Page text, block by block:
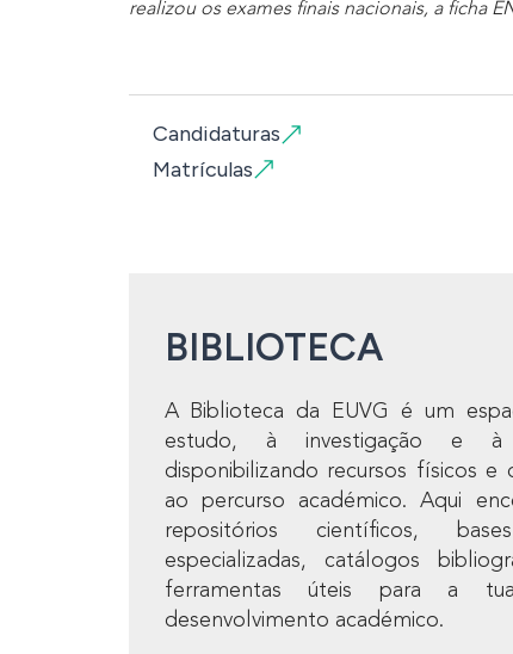
realizou os exames finais nacionais, a ficha
Candidaturas
Matrículas
BIBLIOTECA
A Biblioteca da EUVG é um
estudo, à investigação e à
disponibilizando recursos físicos e
ao percurso académico. Aqui
repositórios científicos,
especializadas, catálogos
ferramentas úteis para a
desenvolvimento académico.